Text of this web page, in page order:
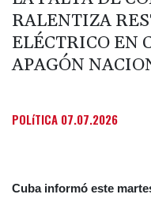
RALENTIZA
ELÉCTRICO EN
APAGÓN
POLíTICA 07.07.2026
Cuba informó este